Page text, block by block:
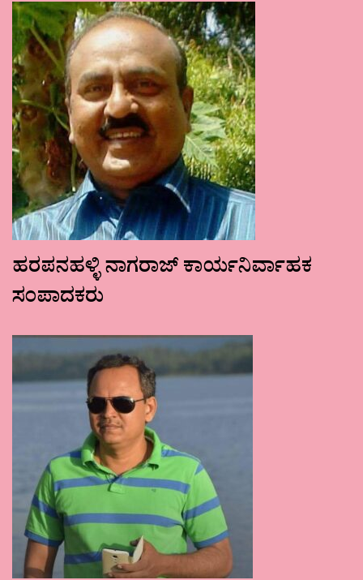
ಹರಪನಹಳ್ಳಿ ನಾಗರಾಜ್ ಕಾರ್ಯನಿರ್ವಾಹಕ
ಸಂಪಾದಕರು